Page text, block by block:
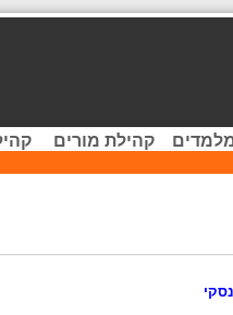
קהילת מורים